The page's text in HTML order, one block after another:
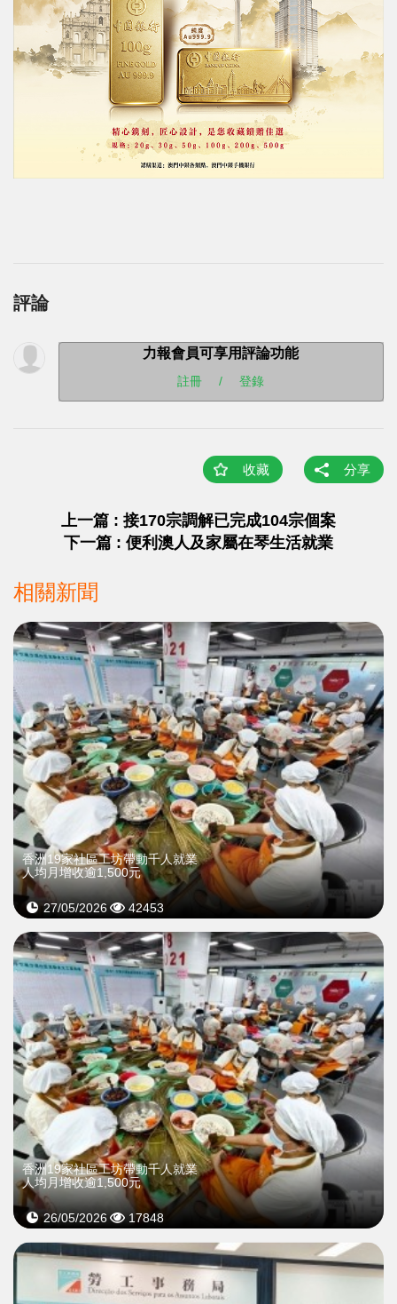
評論
力報會員可享用評論功能
註冊 / 登錄
收藏 分享
上一篇 : 接170宗調解已完成104宗個案
下一篇 : 便利澳人及家屬在琴生活就業
相關新聞
香洲19家社區工坊帶動千人就業
人均月增收逾1,500元
27/05/2026 42453
香洲19家社區工坊帶動千人就業
人均月增收逾1,500元
26/05/2026 17848